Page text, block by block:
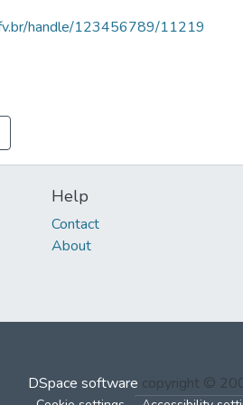
handle/123456789/11219
Help
Contact
About
DSpace software copyright ©